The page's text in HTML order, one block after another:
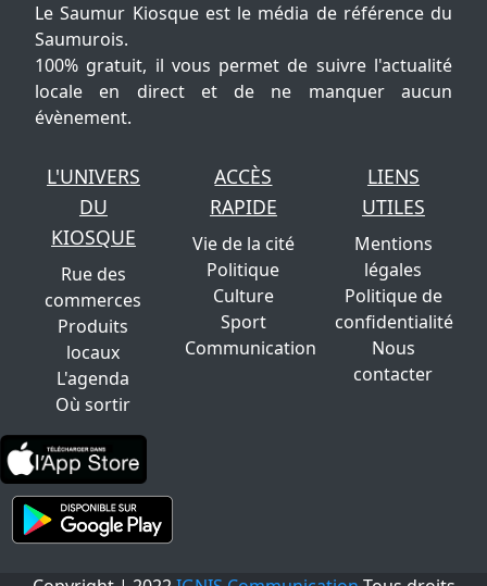
Le Saumur Kiosque est le média de référence du
Saumurois.
100% gratuit, il vous permet de suivre l'actualité
locale en direct et de ne manquer aucun
évènement.
L'UNIVERS
DU
KIOSQUE
Rue des
commerces
Produits
locaux
L'agenda
Où sortir
ACCÈS
RAPIDE
Vie de la cité
Politique
Culture
Sport
Communication
LIENS
UTILES
Mentions
légales
Politique de
confidentialité
Nous
contacter